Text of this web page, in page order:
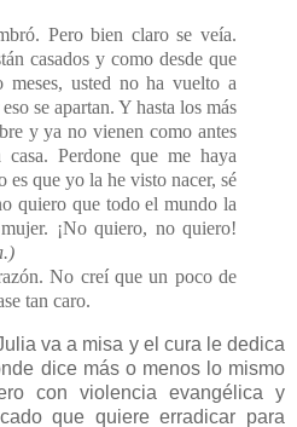
Pero bien claro se veía.
casados y como desde que
usted no ha vuelto a
se apartan. Y hasta los más
y ya no vienen como antes
Perdone que me haya
es que yo la he visto nacer, sé
quiero que todo el mundo la
¡No quiero, no quiero!
No creí que un poco de
tan caro.
va a misa y el cura le dedica
dice más o menos lo mismo
con violencia evangélica y
que quiere erradicar para